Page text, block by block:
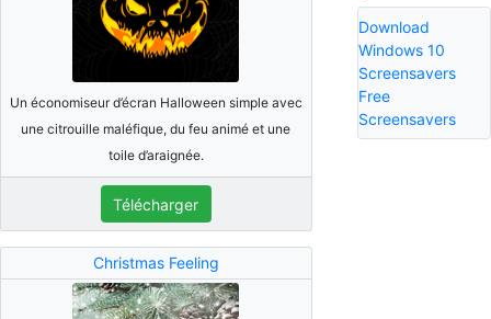
Un économiseur d’écran Halloween simple avec
une citrouille maléfique, du feu animé et une
toile d’araignée.
Télécharger
Christmas Feeling
Download
Windows 10
Screensavers
Free
Screensavers